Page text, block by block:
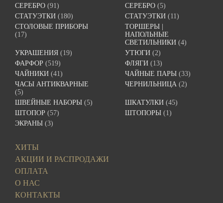
СЕРЕБРО (91) СЕРЕБРО (5)
СТАТУЭТКИ (180) СТАТУЭТКИ (11)
СТОЛОВЫЕ ПРИБОРЫ
(17)
ТОРШЕРЫ |
НАПОЛЬНЫЕ
СВЕТИЛЬНИКИ (4)
УКРАШЕНИЯ (19) УТЮГИ (2)
ФАРФОР (519) ФЛЯГИ (13)
ЧАЙНИКИ (41) ЧАЙНЫЕ ПАРЫ (33)
ЧАСЫ АНТИКВАРНЫЕ
(5)
ЧЕРНИЛЬНИЦА (2)
ШВЕЙНЫЕ НАБОРЫ (5) ШКАТУЛКИ (45)
ШТОПОР (57) ШТОПОРЫ (1)
ЭКРАНЫ (3)
ХИТЫ
АКЦИИ И РАСПРОДАЖИ
ОПЛАТА
О НАС
КОНТАКТЫ